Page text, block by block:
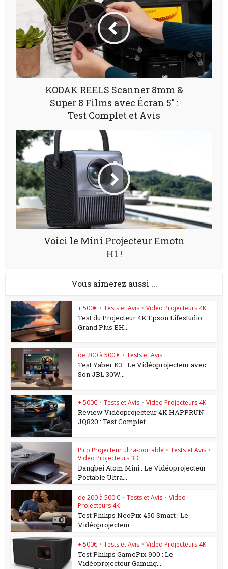
KODAK REELS Scanner 8mm &
Super 8 Films avec Écran 5″ :
Test Complet et Avis
Voici le Mini Projecteur Emotn
H1 !
Vous aimerez aussi ...
+ 500€ • Tests et Avis • Video Projecteurs 4K
Test du Projecteur 4K Epson Lifestudio
Grand Plus EH...
de 200 à 500 € • Tests et Avis
Test Yaber K3 : Le Vidéoprojecteur avec
Son JBL 30W...
+ 500€ • Tests et Avis • Video Projecteurs 4K
Review Vidéoprojecteur 4K HAPPRUN
JQ820 : Test Complet...
Pico Projecteur ultra-portable • Tests et Avis •
Video Projecteurs 3D
Dangbei Atom Mini : Le Vidéoprojecteur
Portable Ultra...
de 200 à 500 € • Tests et Avis • Video
Projecteurs 4K
Test Philips NeoPix 450 Smart : Le
Vidéoprojecteur...
+ 500€ • Tests et Avis • Video Projecteurs 4K
Test Philips GamePix 900 : Le
Vidéoprojecteur Gaming...